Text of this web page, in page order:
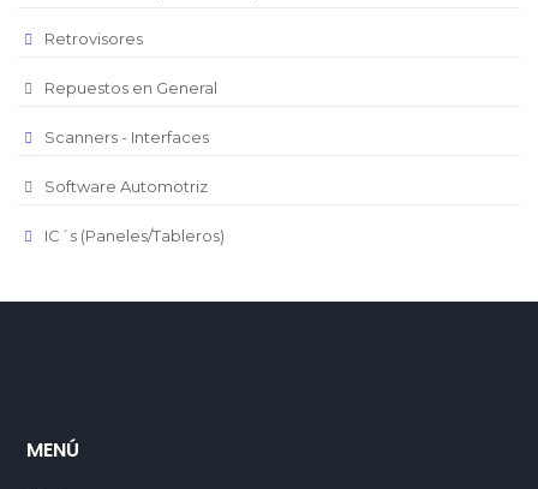
Retrovisores
Repuestos en General
Scanners - Interfaces
Software Automotriz
IC´s (Paneles/Tableros)
MENÚ